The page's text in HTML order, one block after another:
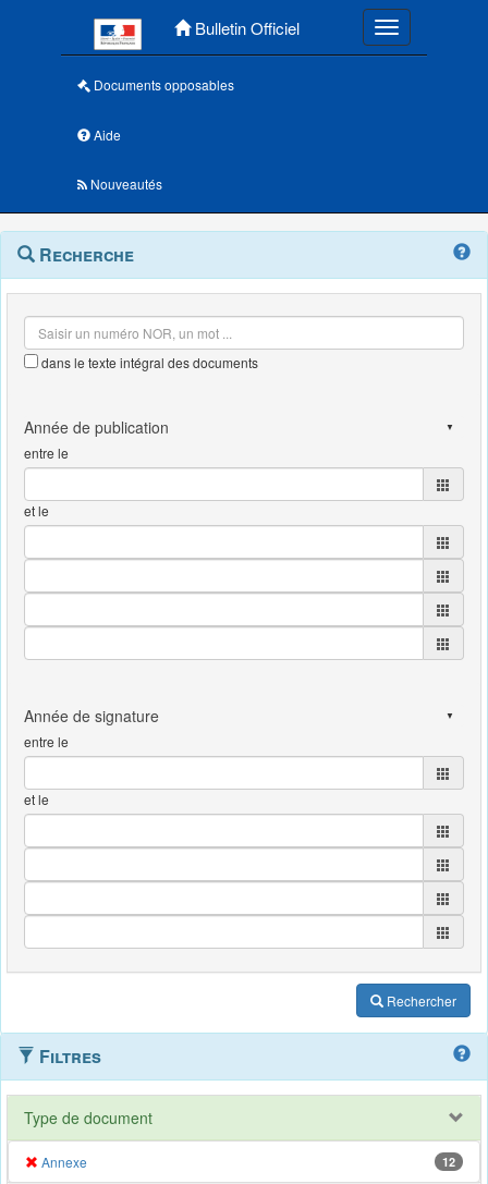
Bulletin Officiel Toggle
Documents opposables
Aide
Nouveautés
Navigation
outils
Menu
contextuel
Recherche
dans le texte intégral des documents
entre le
et le
entre le
et le
Rechercher
Filtres
Type de document
Annexe 12